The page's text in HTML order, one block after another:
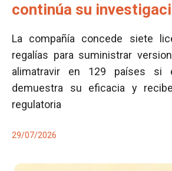
continúa su
La compañía concede siete
regalías para suministrar
alimatravir en 129 países si
demuestra su eficacia y
regulatoria
29/07/2026